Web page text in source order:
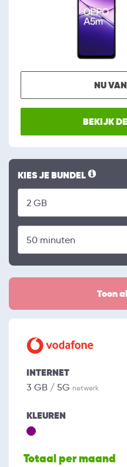
NU
BEKIJK
KIES JE BUNDEL
Toon
INTERNET
3 GB / 5G netwerk
KLEUREN
Totaal per maand